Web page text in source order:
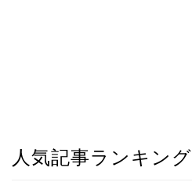
人気記事ランキング